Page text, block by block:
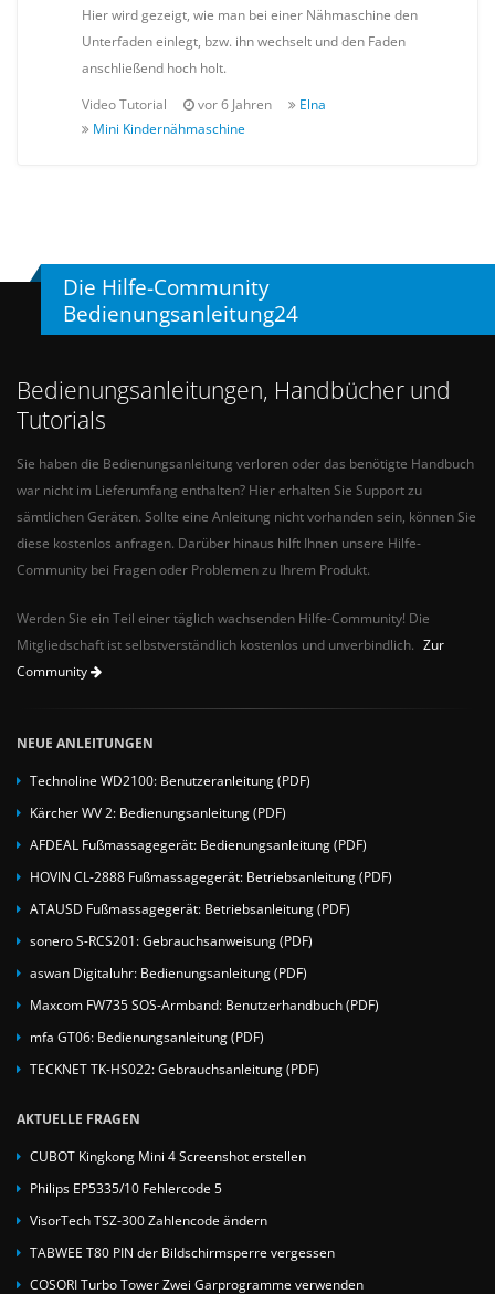
Hier wird gezeigt, wie man bei einer Nähmaschine den
Unterfaden einlegt, bzw. ihn wechselt und den Faden
anschließend hoch holt.
Video Tutorial vor 6 Jahren
Elna
Mini Kindernähmaschine
Die Hilfe-Community
Bedienungsanleitung24
Bedienungsanleitungen, Handbücher und
Tutorials
Sie haben die Bedienungsanleitung verloren oder das benötigte Handbuch
war nicht im Lieferumfang enthalten? Hier erhalten Sie Support zu
sämtlichen Geräten. Sollte eine Anleitung nicht vorhanden sein, können Sie
diese kostenlos anfragen. Darüber hinaus hilft Ihnen unsere Hilfe-
Community bei Fragen oder Problemen zu Ihrem Produkt.
Werden Sie ein Teil einer täglich wachsenden Hilfe-Community! Die
Mitgliedschaft ist selbstverständlich kostenlos und unverbindlich. Zur
Community
NEUE ANLEITUNGEN
Technoline WD2100: Benutzeranleitung (PDF)
Kärcher WV 2: Bedienungsanleitung (PDF)
AFDEAL Fußmassagegerät: Bedienungsanleitung (PDF)
HOVIN CL-2888 Fußmassagegerät: Betriebsanleitung (PDF)
ATAUSD Fußmassagegerät: Betriebsanleitung (PDF)
sonero S-RCS201: Gebrauchsanweisung (PDF)
aswan Digitaluhr: Bedienungsanleitung (PDF)
Maxcom FW735 SOS-Armband: Benutzerhandbuch (PDF)
mfa GT06: Bedienungsanleitung (PDF)
TECKNET TK-HS022: Gebrauchsanleitung (PDF)
AKTUELLE FRAGEN
CUBOT Kingkong Mini 4 Screenshot erstellen
Philips EP5335/10 Fehlercode 5
VisorTech TSZ-300 Zahlencode ändern
TABWEE T80 PIN der Bildschirmsperre vergessen
COSORI Turbo Tower Zwei Garprogramme verwenden